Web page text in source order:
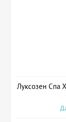
Луксозен Спа